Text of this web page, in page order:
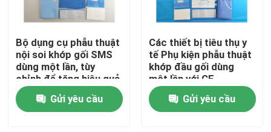
Nhà
Sản phẩm
Bộ dụng cụ phẫu thuật
nội soi khớp gối SMS
dùng một lần, tùy
chỉnh để tăng hiệu quả
phòng mổ
Gửi yêu cầu
Các thiết bị tiêu thụ y
tế Phụ kiện phẫu thuật
khớp đầu gối dùng
một lần với CE
ISO13485 được phê
duyệt
Gửi yêu cầu